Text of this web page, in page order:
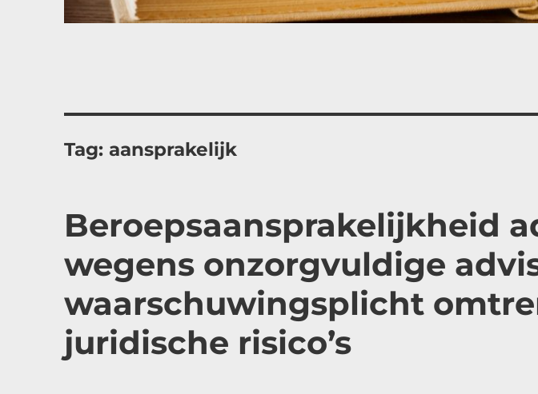
Tag: aansprakelijk
Beroepsaansprakelijkheid
wegens onzorgvuldige
waarschuwingsplicht
juridische risico’s